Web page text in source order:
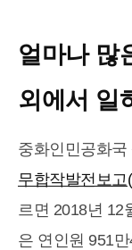
얼마나 많
외에서 일
중화인민공화국
무합작발전보고
르면 2018년 12
은 연인원 951